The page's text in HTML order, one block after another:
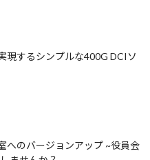
現するシンプルな400G DCIソ
へのバージョンアップ ~役員会